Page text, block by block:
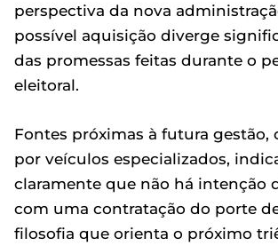
perspectiva da nova
possível aquisição diverge
das promessas feitas durante o
eleitoral.
Fontes próximas à futura gestão,
por veículos especializados,
claramente que não há intenção
com uma contratação do porte
filosofia que orienta o próximo